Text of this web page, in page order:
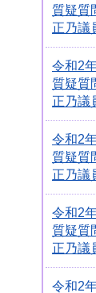
質疑質
正乃議
令和2
質疑質
正乃議
令和2
質疑質
正乃議
令和2
質疑質
正乃議
令和2